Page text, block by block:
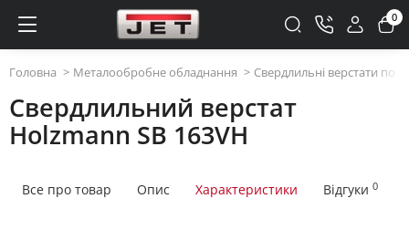
0
Головна Металообробне обладнання Свердлильні верстати по
Свердлильний верстат
Holzmann SB 163VH
Все про товар Опис Характеристики Відгуки 0